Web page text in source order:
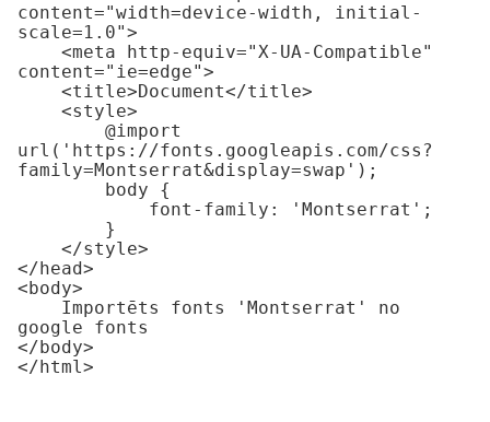
content="width=device-width, initial-
scale=1.0">
content="ie=edge">
url('https://fonts.googleapis.com/css?
family=Montserrat&display=swap');
</head>
<body>
google fonts
</body>
</html>